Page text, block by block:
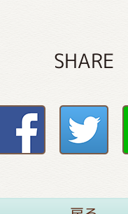
SHARE